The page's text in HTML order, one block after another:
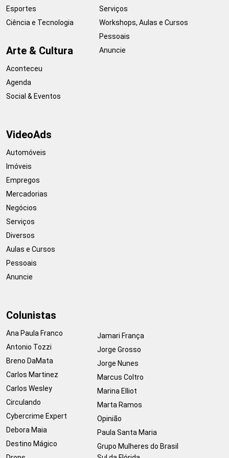
Esportes
Ciência e Tecnologia
Arte & Cultura
Aconteceu
Agenda
Social & Eventos
Serviços
Workshops, Aulas e Cursos
Pessoais
Anuncie
VideoAds
Automóveis
Imóveis
Empregos
Mercadorias
Negócios
Serviços
Diversos
Aulas e Cursos
Pessoais
Anuncie
Colunistas
Ana Paula Franco
Antonio Tozzi
Breno DaMata
Carlos Martinez
Carlos Wesley
Circulando
Cybercrime Expert
Debora Maia
Destino Mágico
Jamari França
Jorge Grosso
Jorge Nunes
Marcus Coltro
Marina Elliot
Marta Ramos
Opinião
Paula Santa Maria
Grupo Mulheres do Brasil